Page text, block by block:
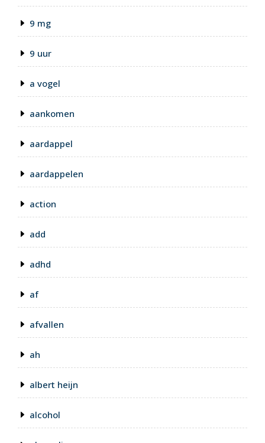
9 mg
9 uur
a vogel
aankomen
aardappel
aardappelen
action
add
adhd
af
afvallen
ah
albert heijn
alcohol